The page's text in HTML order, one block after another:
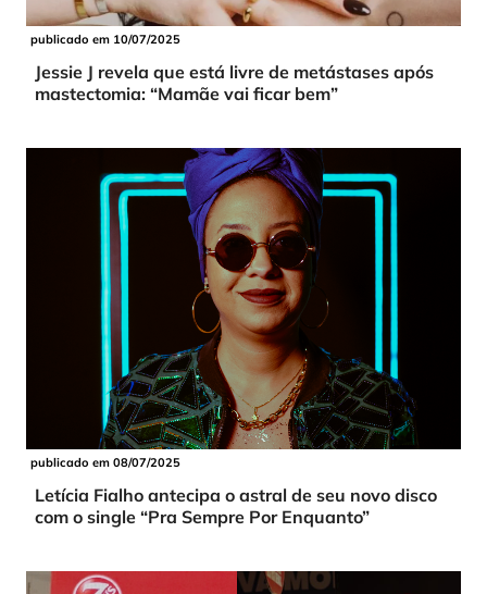
publicado em 10/07/2025
Jessie J revela que está livre de metástases após
mastectomia: “Mamãe vai ficar bem”
publicado em 08/07/2025
Letícia Fialho antecipa o astral de seu novo disco
com o single “Pra Sempre Por Enquanto”